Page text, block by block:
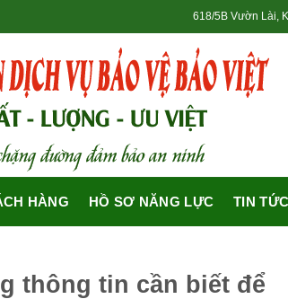
618/5B Vườn Lài,
HÀNG HỒ SƠ NĂNG LỰC TIN TỨC
thông tin cần biết để